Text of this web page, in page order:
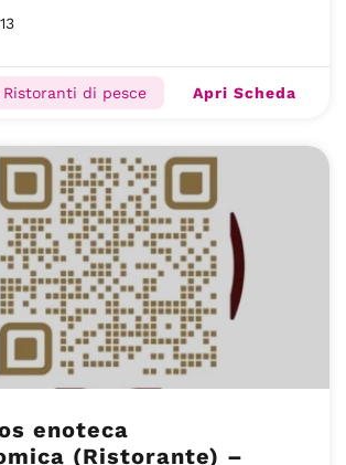
di pesce Apri Scheda
enoteca
(Ristorante) –